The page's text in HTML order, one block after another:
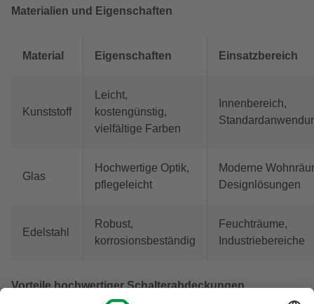
Materialien und Eigenschaften
Material Eigenschaften Einsatzbereich
Kunststoff
Leicht,
kostengünstig,
vielfältige Farben
Innenbereich,
Glas
Hochwertige Optik,
pflegeleicht
Moderne
Designlösungen
Edelstahl
Robust,
korrosionsbeständig
Feuchträume,
Industriebereiche
Vorteile hochwertiger Schalterabdeckungen